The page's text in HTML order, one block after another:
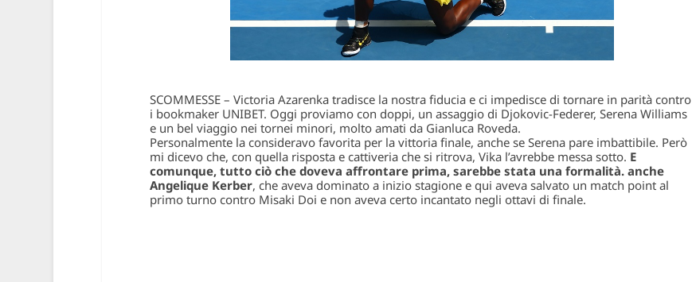
SCOMMESSE – Victoria Azarenka tradisce la nostra fiducia e ci impedisce di tornare in parità contro
i bookmaker UNIBET. Oggi proviamo con doppi, un assaggio di Djokovic-Federer, Serena Williams
e un bel viaggio nei tornei minori, molto amati da Gianluca Roveda.
Personalmente la consideravo favorita per la vittoria finale, anche se Serena pare imbattibile. Però
mi dicevo che, con quella risposta e cattiveria che si ritrova, Vika l’avrebbe messa sotto. E
comunque, tutto ciò che doveva affrontare prima, sarebbe stata una formalità. anche
Angelique Kerber, che aveva dominato a inizio stagione e qui aveva salvato un match point al
primo turno contro Misaki Doi e non aveva certo incantato negli ottavi di finale.